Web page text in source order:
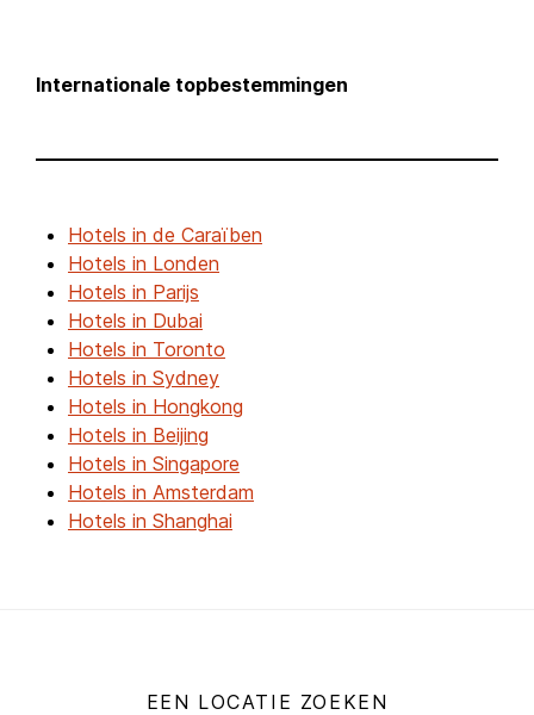
Internationale topbestemmingen
Hotels in de Caraïben
Hotels in Londen
Hotels in Parijs
Hotels in Dubai
Hotels in Toronto
Hotels in Sydney
Hotels in Hongkong
Hotels in Beijing
Hotels in Singapore
Hotels in Amsterdam
Hotels in Shanghai
EEN LOCATIE ZOEKEN